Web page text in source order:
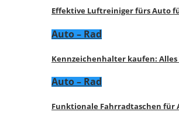
Effektive Luftreiniger fürs Auto
Auto – Rad
Kennzeichenhalter kaufen:
Auto – Rad
Funktionale Fahrradtaschen für